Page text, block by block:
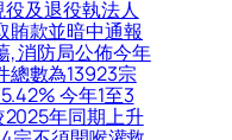
及退役執法人
賄款並暗中通報
, 消防局公佈今年
總數為13923宗
今年1至3
年同期上升